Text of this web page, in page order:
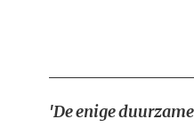
'De enige